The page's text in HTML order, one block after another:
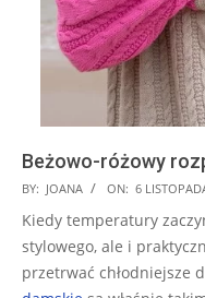
Beżowo-różowy
2025-
11-
06
BY: JOANA ON: 6
Kiedy temperatury
stylowego, ale i
przetrwać chłodniejsze